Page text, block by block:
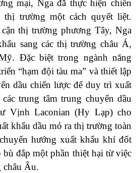
mại, Nga đã thực hiện chiến
thị trường một cách quyết liệt.
thị trường phương Tây, Nga
sang các thị trường châu Á,
Đặc biệt trong ngành năng
“hạm đội tàu ma” và thiết lập
dầu chiến lược để duy trì xuất
trung tâm trung chuyển dầu
Vịnh Laconian (Hy Lạp) cho
khẩu dầu mỏ ra thị trường toàn
hướng xuất khẩu khí đốt
bù đắp một phần thiệt hại từ việc
châu Âu.